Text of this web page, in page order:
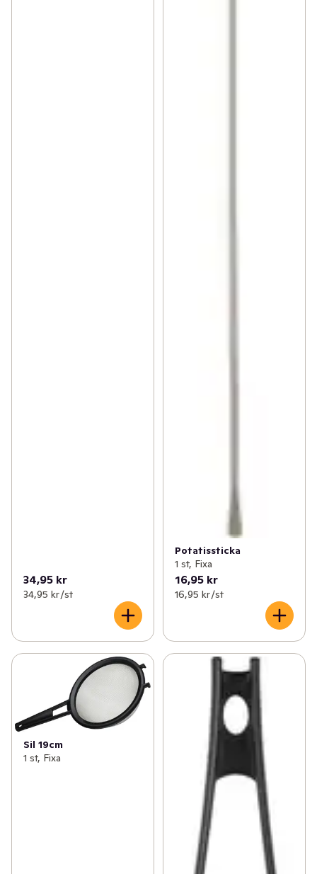
34,95 kr
34,95 kr /st
Potatissticka
1 st, Fixa
16,95 kr
16,95 kr /st
Sil 19cm
1 st, Fixa